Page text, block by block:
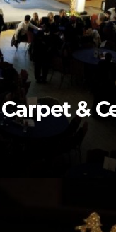
Carpet &